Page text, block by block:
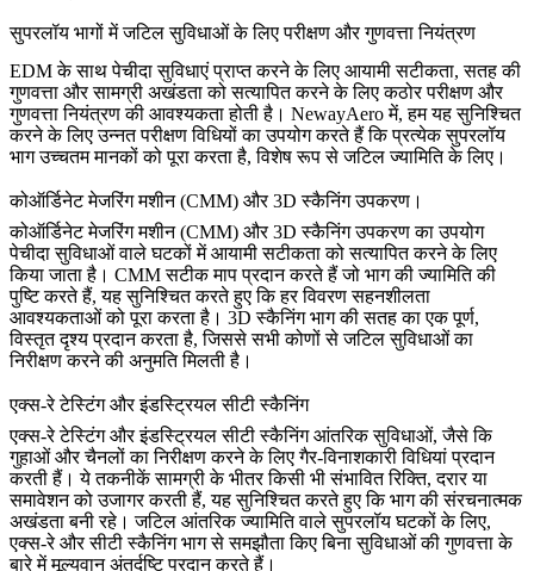
सुपरलॉय भागों में जटिल सुविधाओं के लिए परीक्षण और गुणवत्ता नियंत्रण
EDM के साथ पेचीदा सुविधाएं प्राप्त करने के लिए आयामी सटीकता, सतह की
गुणवत्ता और सामग्री अखंडता को सत्यापित करने के लिए कठोर परीक्षण और
गुणवत्ता नियंत्रण की आवश्यकता होती है। NewayAero में, हम यह सुनिश्चित
करने के लिए उन्नत परीक्षण विधियों का उपयोग करते हैं कि प्रत्येक सुपरलॉय
भाग उच्चतम मानकों को पूरा करता है, विशेष रूप से जटिल ज्यामिति के लिए।
कोऑर्डिनेट मेजरिंग मशीन (CMM) और 3D स्कैनिंग उपकरण।
कोऑर्डिनेट मेजरिंग मशीन (CMM) और3D स्कैनिंग उपकरणका उपयोग
पेचीदा सुविधाओं वाले घटकों में आयामी सटीकता को सत्यापित करने के लिए
किया जाता है। CMM सटीक माप प्रदान करते हैं जो भाग की ज्यामिति की
पुष्टि करते हैं, यह सुनिश्चित करते हुए कि हर विवरण सहनशीलता
आवश्यकताओं को पूरा करता है। 3D स्कैनिंग भाग की सतह का एक पूर्ण,
विस्तृत दृश्य प्रदान करता है, जिससे सभी कोणों से जटिल सुविधाओं का
निरीक्षण करने की अनुमति मिलती है।
एक्स-रे टेस्टिंग और इंडस्ट्रियल सीटी स्कैनिंग
एक्स-रे टेस्टिंगऔरइंडस्ट्रियल सीटी स्कैनिंगआंतरिक सुविधाओं, जैसे कि
गुहाओं और चैनलों का निरीक्षण करने के लिए गैर-विनाशकारी विधियां प्रदान
करती हैं। ये तकनीकें सामग्री के भीतर किसी भी संभावित रिक्ति, दरार या
समावेशन को उजागर करती हैं, यह सुनिश्चित करते हुए कि भाग की संरचनात्मक
अखंडता बनी रहे। जटिल आंतरिक ज्यामिति वाले सुपरलॉय घटकों के लिए,
एक्स-रे और सीटी स्कैनिंग भाग से समझौता किए बिना सुविधाओं की गुणवत्ता के
बारे में मूल्यवान अंतर्दृष्टि प्रदान करते हैं।